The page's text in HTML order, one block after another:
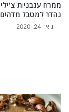
ממרח עגבניות
נהדר למטבל
ינואר 24, 2020